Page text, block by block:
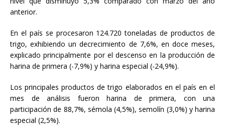
anterior.
En el país se procesaron 124.720 toneladas de productos de
trigo, exhibiendo un decrecimiento de 7,6%, en doce meses,
explicado principalmente por el descenso en la producción de
harina de primera (-7,9%) y harina especial (-24,9%).
Los principales productos de trigo elaborados en el país en el
mes de análisis fueron harina de primera, con una
participación de 88,7%, sémola (4,5%), semolín (3,0%) y harina
especial (2,5%).